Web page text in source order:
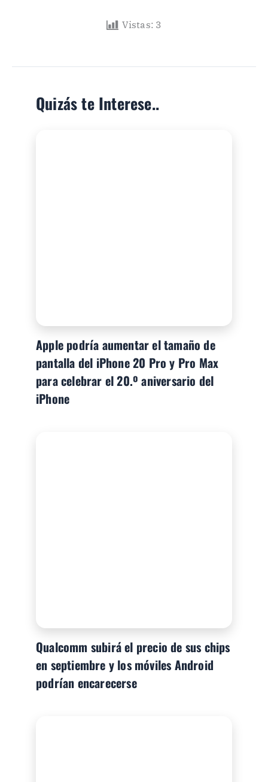
Vistas: 3
Quizás te Interese..
Apple podría aumentar el tamaño de
pantalla del iPhone 20 Pro y Pro Max
para celebrar el 20.º aniversario del
iPhone
Qualcomm subirá el precio de sus chips
en septiembre y los móviles Android
podrían encarecerse